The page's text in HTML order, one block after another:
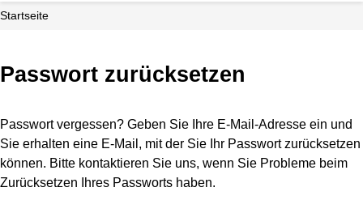
Startseite
Passwort zurücksetzen
Passwort vergessen? Geben Sie Ihre E-Mail-Adresse ein und
Sie erhalten eine E-Mail, mit der Sie Ihr Passwort zurücksetzen
können. Bitte kontaktieren Sie uns, wenn Sie Probleme beim
Zurücksetzen Ihres Passworts haben.